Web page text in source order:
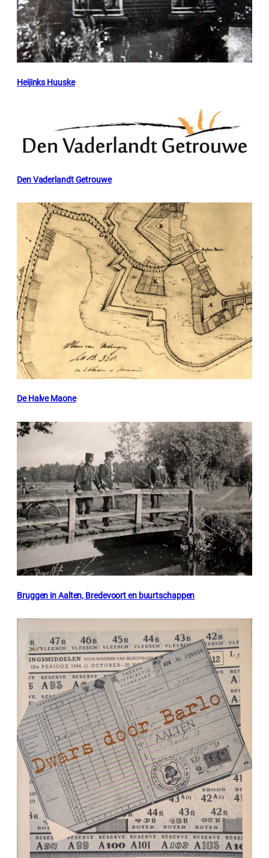
Heijinks Huuske
Den Vaderlandt Getrouwe
De Halve Maone
Bruggen in Aalten, Bredevoort en buurtschappen